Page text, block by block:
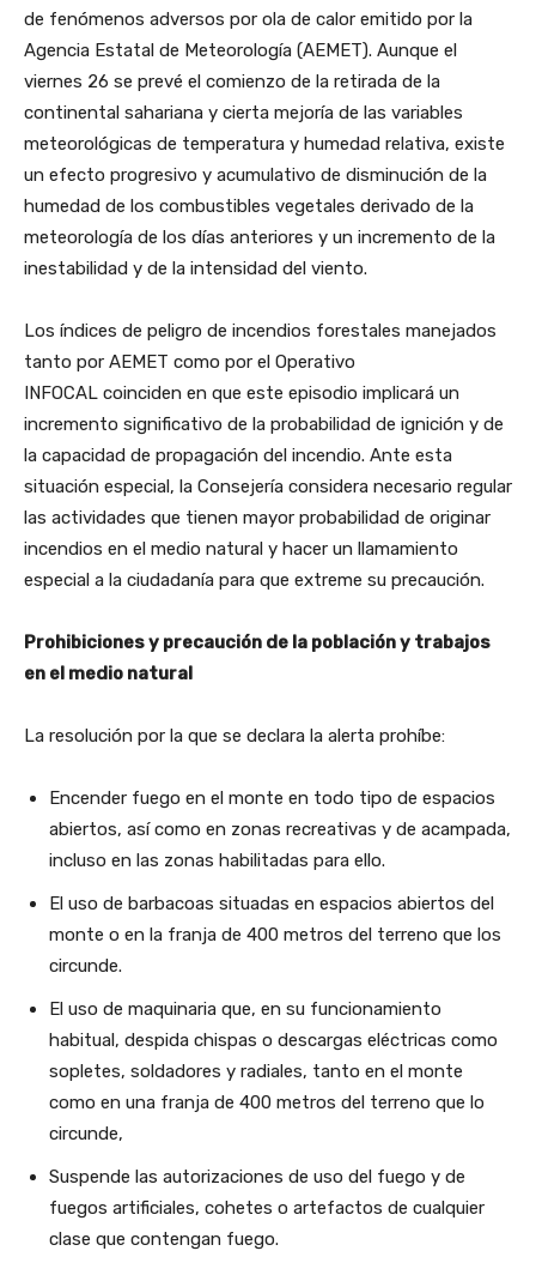
de fenómenos adversos por ola de calor emitido por la
Agencia Estatal de Meteorología (AEMET). Aunque el
viernes 26 se prevé el comienzo de la retirada de la
continental sahariana y cierta mejoría de las variables
meteorológicas de temperatura y humedad relativa, existe
un efecto progresivo y acumulativo de disminución de la
humedad de los combustibles vegetales derivado de la
meteorología de los días anteriores y un incremento de la
inestabilidad y de la intensidad del viento.
Los índices de peligro de incendios forestales manejados
tanto por AEMET como por el Operativo
INFOCAL coinciden en que este episodio implicará un
incremento significativo de la probabilidad de ignición y de
la capacidad de propagación del incendio. Ante esta
situación especial, la Consejería considera necesario regular
las actividades que tienen mayor probabilidad de originar
incendios en el medio natural y hacer un llamamiento
especial a la ciudadanía para que extreme su precaución.
Prohibiciones y precaución de la población y trabajos
en el medio natural
La resolución por la que se declara la alerta prohíbe:
Encender fuego en el monte en todo tipo de espacios
abiertos, así como en zonas recreativas y de acampada,
incluso en las zonas habilitadas para ello.
El uso de barbacoas situadas en espacios abiertos del
monte o en la franja de 400 metros del terreno que los
circunde.
El uso de maquinaria que, en su funcionamiento
habitual, despida chispas o descargas eléctricas como
sopletes, soldadores y radiales, tanto en el monte
como en una franja de 400 metros del terreno que lo
circunde,
Suspende las autorizaciones de uso del fuego y de
fuegos artificiales, cohetes o artefactos de cualquier
clase que contengan fuego.